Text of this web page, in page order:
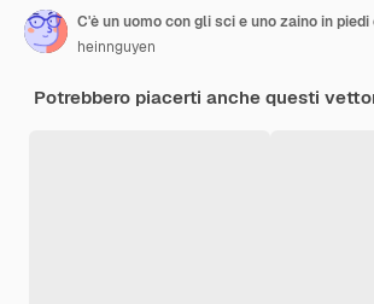
C'è un uomo con gli sci e uno zaino in
heinnguyen
Potrebbero piacerti anche questi